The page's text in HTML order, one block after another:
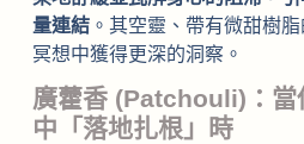
量連結。其空靈、帶有微甜樹
冥想中獲得更深的洞察。
廣藿香 (Patchouli)：當
中「落地扎根」時